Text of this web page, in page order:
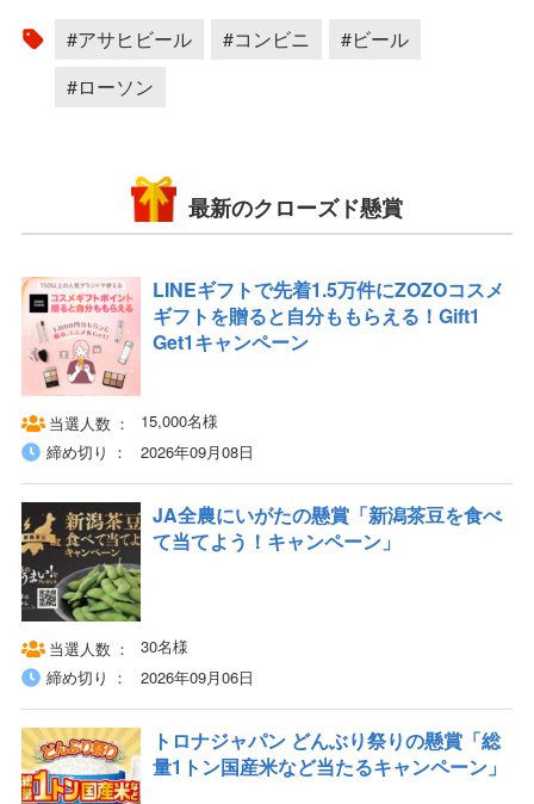
#アサヒビール #コンビニ
#ビール
#ローソン
最新のクローズド懸賞
LINEギフトで先着1.5万件にZOZOコスメ
ギフトを贈ると自分ももらえる！Gift1
Get1キャンペーン
当選人数
15,000名様
締め切り
2026年09月08日
JA全農にいがたの懸賞「新潟茶豆を食べ
て当てよう！キャンペーン」
当選人数
30名様
締め切り
2026年09月06日
トロナジャパン どんぶり祭りの懸賞「総
量1トン国産米など当たるキャンペーン」